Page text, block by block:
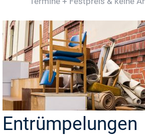
Entrümpelungen